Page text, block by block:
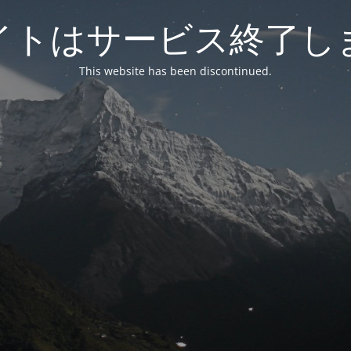
トはサービス終了し
This website has been discontinued.